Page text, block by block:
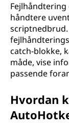
håndtere
catch-blokke,
måde, vise
passende
Hvordan